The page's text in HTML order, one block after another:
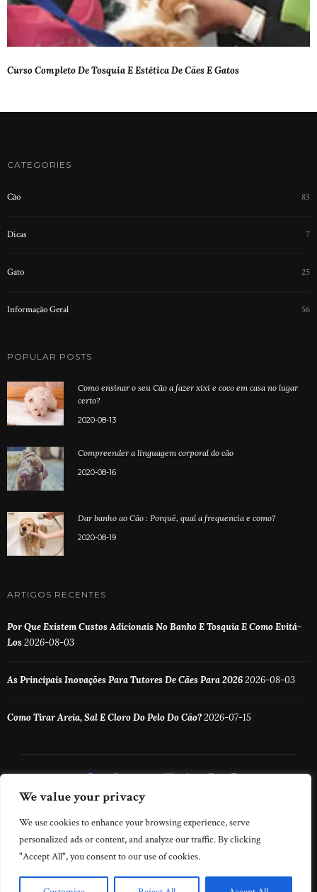
We value your privacy
We use cookies to enhance your browsing experience, serve
personalized ads or content, and analyze our traffic. By clicking
"Accept All", you consent to our use of cookies.
Curso Completo De Tosquia E Estética De Cães E Gatos
CATEGORIES
Cão 83
Dicas 7
Gato 25
Informação Geral 56
POPULAR POSTS
Como ensinar o seu Cão a fazer xixi e coco em casa no lugar
certo?
2020-08-13
Compreender a linguagem corporal do cão
2020-08-16
Dar banho ao Cão : Porquê, qual a frequencia e como?
2020-08-19
ARTIGOS RECENTES
Por Que Existem Custos Adicionais No Banho E Tosquia E Como Evitá-
Los2026-08-03
As Principais Inovações Para Tutores De Cães Para 20262026-08-03
Como Tirar Areia, Sal E Cloro Do Pelo Do Cão?2026-07-15